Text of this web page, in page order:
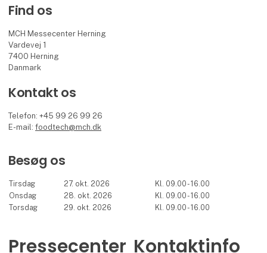
Find os
MCH Messecenter Herning
Vardevej 1
7400 Herning
Danmark
Kontakt os
Telefon: +45 99 26 99 26
E-mail:foodtech@mch.dk
Besøg os
Tirsdag 27. okt. 2026
Kl. 09.00 - 16.00
Onsdag
28. okt. 2026
Kl. 09.00 - 16.00
Torsdag
29. okt. 2026 Kl. 09.00 - 16.00
Pressecenter Kontaktinfo